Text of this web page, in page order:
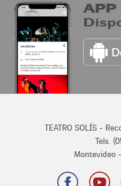
APP
TEATRO SOLÍS -
Tels.
Montevideo